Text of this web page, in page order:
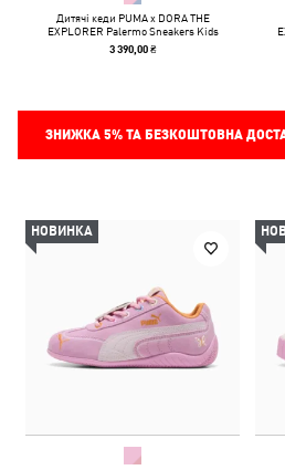
Дитячі кеди PUMA x DORA THE
EXPLORER Palermo Sneakers Kids
3 390,00 ₴
ЗНИЖКА 5%ТА БЕЗКОШТОВНА
НОВИНКА